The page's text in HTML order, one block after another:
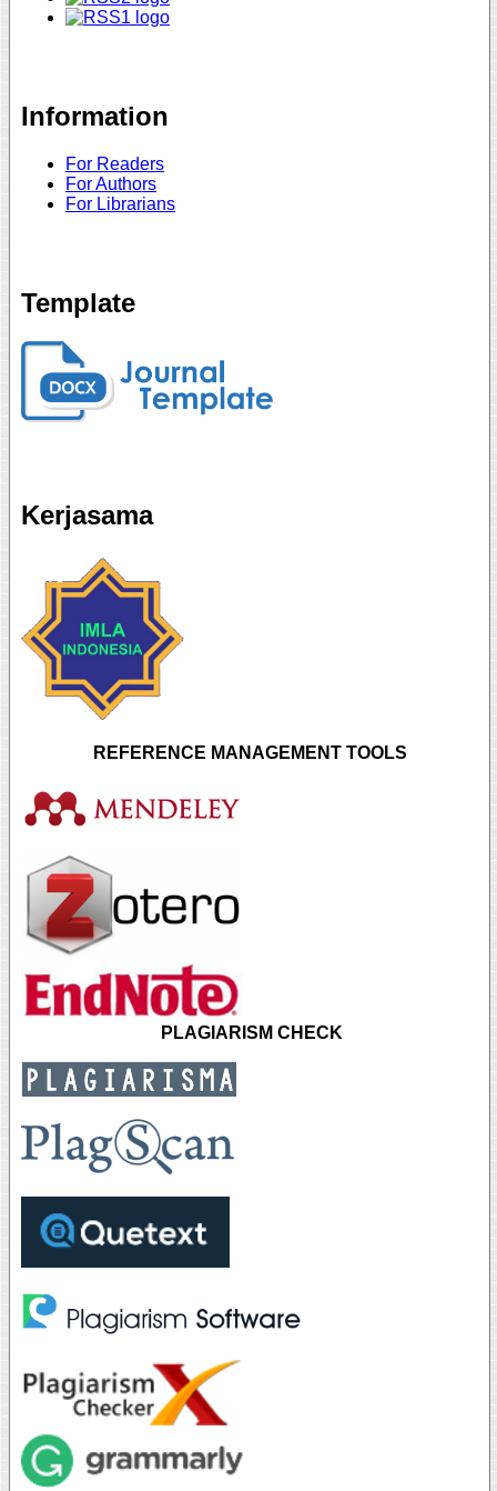
Information
For Readers
For Authors
For Librarians
Template
Kerjasama
REFERENCE MANAGEMENT TOOLS
PLAGIARISM CHECK